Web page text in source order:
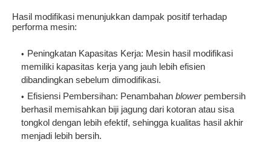
Hasil modifikasi menunjukkan dampak positif terhadap
performa mesin:
Peningkatan Kapasitas Kerja: Mesin hasil modifikasi
memiliki kapasitas kerja yang jauh lebih efisien
dibandingkan sebelum dimodifikasi.
Efisiensi Pembersihan: Penambahan blowerpembersih
berhasil memisahkan biji jagung dari kotoran atau sisa
tongkol dengan lebih efektif, sehingga kualitas hasil akhir
menjadi lebih bersih.